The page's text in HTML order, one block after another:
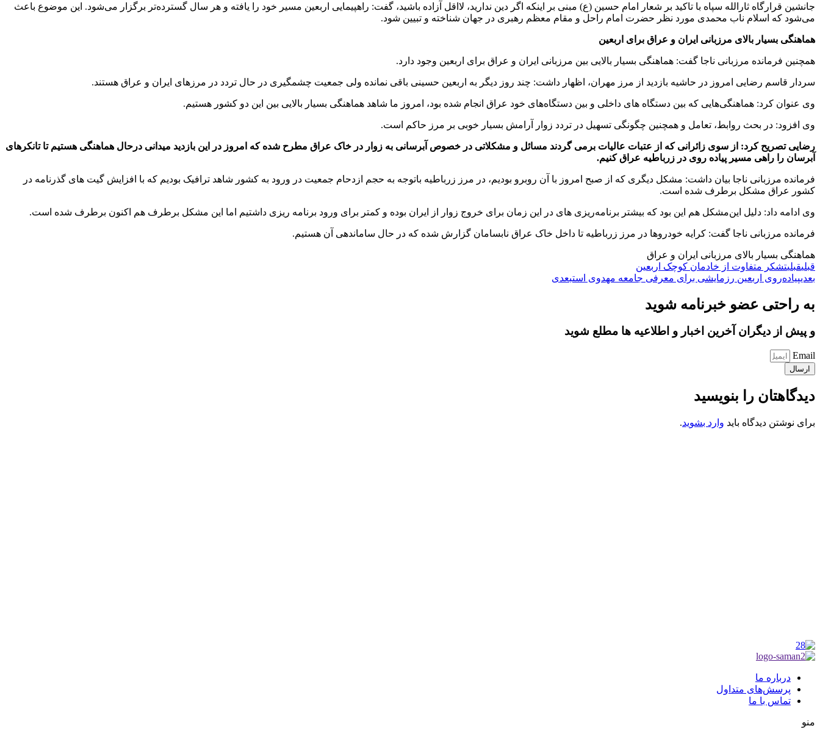
جانشین قرارگاه ثارالله سپاه با تاکید بر شعار امام حسین (ع) مبنی بر اینکه اگر دین ندارید، لااقل آزاده باشید، گفت: راهپیمایی اربعین مسیر خود را یافته و هر سال گسترده‌تر برگزار می‌شود. این موضوع باعث
می‌شود که اسلام ناب محمدی مورد نظر حضرت امام راحل و مقام معظم رهبری در جهان شناخته و تبیین شود.
هماهنگی بسیار بالای مرزبانی ایران و عراق برای اربعین
همچنین فرمانده مرزبانی ناجا گفت: هماهنگی بسیار بالایی بین مرزبانی ایران و عراق برای اربعین وجود دارد.
سردار قاسم رضایی امروز در حاشیه بازدید از مرز مهران، اظهار داشت: چند روز دیگر به اربعین حسینی باقی نمانده ولی جمعیت چشمگیری در حال تردد در مرزهای ایران و عراق هستند.
وی عنوان کرد: هماهنگی‌هایی که بین دستگاه های داخلی و بین دستگاه‌های خود عراق انجام شده بود، امروز ما شاهد هماهنگی بسیار بالایی بین این دو کشور هستیم.
وی افزود: در بحث روابط، تعامل و همچنین چگونگی تسهیل در تردد زوار آرامش بسیار خوبی بر مرز حاکم است.
رضایی تصریح کرد: از سوی زائرانی که از عتبات عالیات برمی گردند مسائل و مشکلاتی در خصوص آبرسانی به زوار در خاک‌ عراق مطرح شده که امروز در این بازدید میدانی درحال هماهنگی هستیم تا تانکرهای
آبرسان را راهی مسیر پیاده روی در زرباطیه عراق کنیم.
فرمانده مرزبانی ناجا بیان داشت: مشکل دیگری که از صبح امروز با آن روبرو بودیم، در مرز زرباطیه باتوجه به حجم ازدحام‌ جمعیت در ورود به کشور شاهد ترافیک بودیم که با افزایش گیت های گذرنامه در
کشور عراق مشکل برطرف شده است.
وی ادامه داد: دلیل این‌مشکل هم این بود که بیشتر برنامه‌ریزی های در این زمان برای خروج زوار از ایران بوده و کمتر برای ورود برنامه ریزی داشتیم اما این مشکل برطرف هم اکنون برطرف شده است.
فرمانده مرزبانی ناجا گفت: کرایه خودروها در مرز زرباطیه تا داخل خاک عراق نابسامان گزارش شده که در حال ساماندهی آن هستیم.
هماهنگی بسیار بالای مرزبانی ایران و عراق
قبلیقبلیتشکر متفاوت از خادمان کوچک اربعین
بعدیپیاده‌روی اربعین رزمایشی برای معرفی جامعه مهدوی استبعدی
به راحتی عضو خبرنامه شوید
و پیش از دیگران آخرین اخبار و اطلاعیه ها مطلع شوید
Email
ارسال
دیدگاهتان را بنویسید
برای نوشتن دیدگاه باید وارد بشوید.
درباره ما
پرسش‌های متداول
تماس با ما
منو